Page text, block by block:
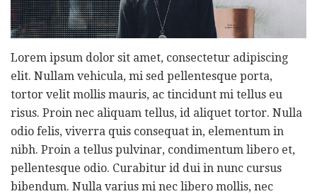
Lorem ipsum dolor sit amet, consectetur adipiscing
elit. Nullam vehicula, mi sed pellentesque porta,
tortor velit mollis mauris, ac tincidunt mi tellus eu
risus. Proin nec aliquam tellus, id aliquet tortor. Nulla
odio felis, viverra quis consequat in, elementum in
nibh. Proin a tellus pulvinar, condimentum libero et,
pellentesque odio. Curabitur id dui in nunc cursus
bibendum. Nulla varius mi nec libero mollis, nec